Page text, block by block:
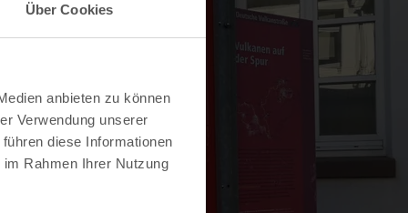
Über Cookies
anbieten zu können
Verwendung unserer
diese Informationen
Rahmen Ihrer Nutzung